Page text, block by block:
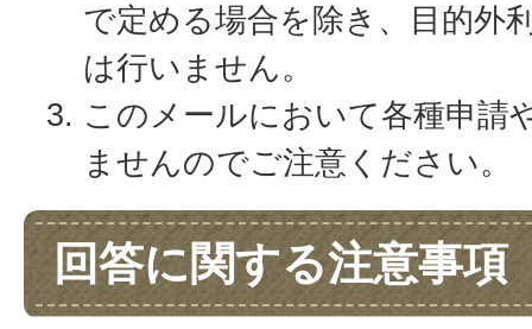
で定める場合を除き、目的外
は行いません。
このメールにおいて各種申請
ませんのでご注意ください。
回答に関する注意事項